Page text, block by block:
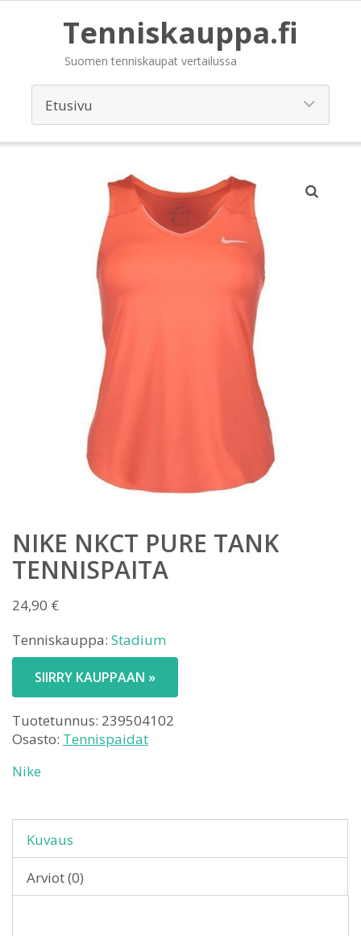
Tenniskauppa.fi
Suomen tenniskaupat vertailussa
NIKE NKCT PURE TANK
TENNISPAITA
24,90 €
Tenniskauppa: Stadium
SIIRRY KAUPPAAN »
Tuotetunnus: 239504102
Osasto: Tennispaidat
Nike
Kuvaus
Arviot (0)